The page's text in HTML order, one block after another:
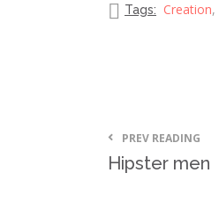
Tags: Creation,
PREV READING
Hipster men